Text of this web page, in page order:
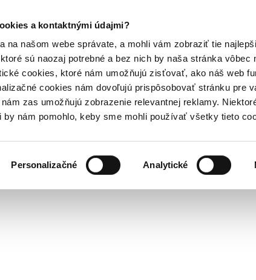
a kontaktnými údajmi?
na našom webe správate, a mohli vám zobraziť tie
sú naozaj potrebné a bez nich by naša stránka vôbec
cookies, ktoré nám umožňujú zisťovať, ako náš web
cookies nám dovoľujú prispôsobovať stránku pre
zas umožňujú zobrazenie relevantnej reklamy.
by nám pomohlo, keby sme mohli používať všetky tieto
Personalizačné Analytické